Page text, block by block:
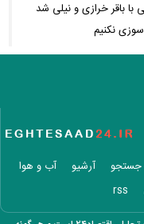
با باقر خرازی و نیلی شد
نکنیم
بین‌الملل از سوی سازمان تنظیم
جستجو آرشیو
آب و هوا
rss